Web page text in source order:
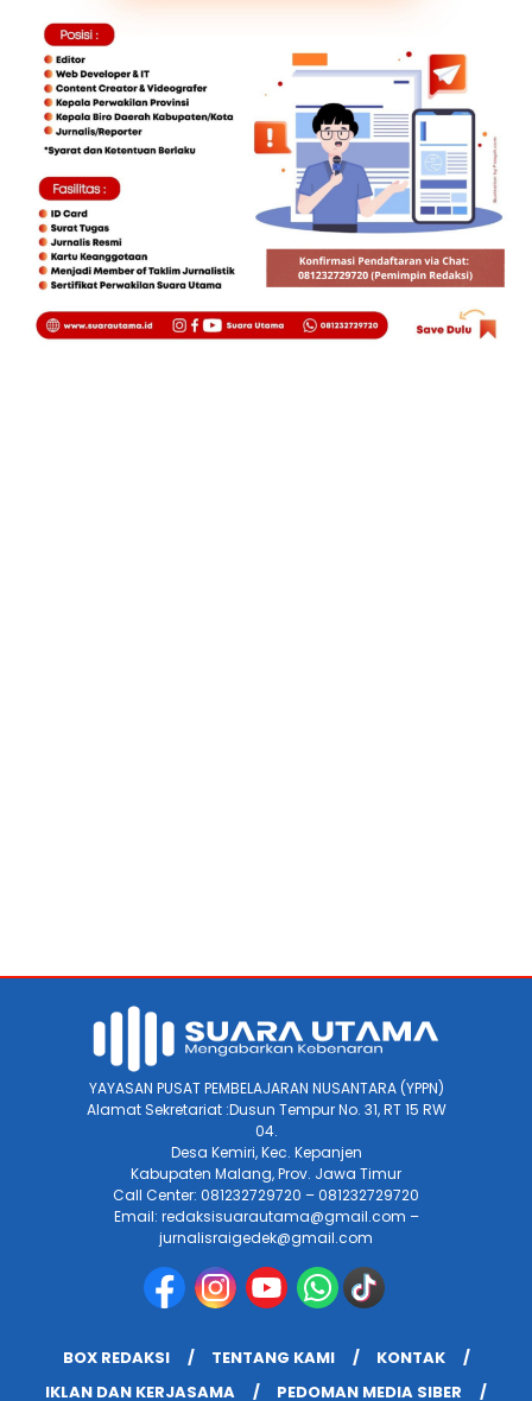
YAYASAN PUSAT PEMBELAJARAN NUSANTARA (YPPN)
Alamat Sekretariat :Dusun Tempur No. 31, RT 15 RW
04.
Desa Kemiri, Kec. Kepanjen
Kabupaten Malang, Prov. Jawa Timur
Call Center: 081232729720 – 081232729720
Email: redaksisuarautama@gmail.com –
jurnalisraigedek@gmail.com
BOX REDAKSI TENTANG KAMI
KONTAK
IKLAN DAN KERJASAMA
PEDOMAN MEDIA SIBER